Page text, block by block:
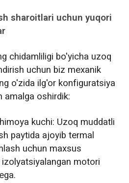
sharoitlari uchun yuqori
chidamliligi bo'yicha uzoq
uchun biz mexanik
o'zida ilg'or konfiguratsiya
amalga oshirdik:
kuchi: Uzoq muddatli
paytida ajoyib termal
uchun maxsus
motori